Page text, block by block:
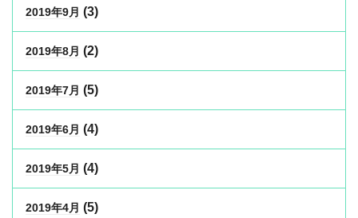
2019年9月 (3)
2019年8月 (2)
2019年7月 (5)
2019年6月 (4)
2019年5月 (4)
2019年4月 (5)